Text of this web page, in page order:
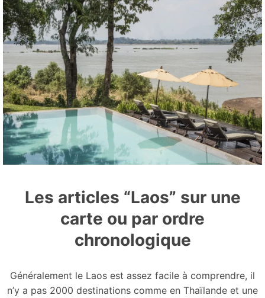
Les articles “Laos” sur une
carte ou par ordre
chronologique
Généralement le Laos est assez facile à comprendre, il
n’y a pas 2000 destinations comme en Thaïlande et une